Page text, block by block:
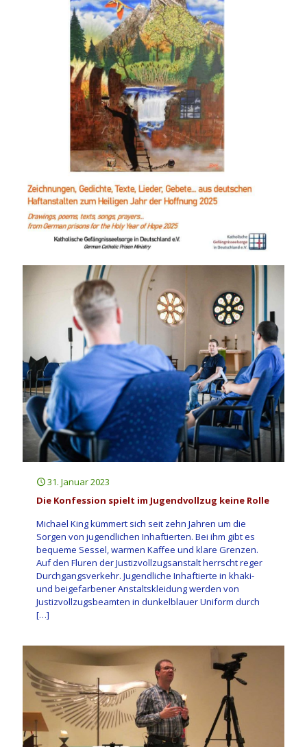
31. Januar 2023
Die Konfession spielt im Jugendvollzug keine Rolle
Michael King kümmert sich seit zehn Jahren um die
Sorgen von jugendlichen Inhaftierten. Bei ihm gibt es
bequeme Sessel, warmen Kaffee und klare Grenzen.
Auf den Fluren der Justizvollzugsanstalt herrscht reger
Durchgangsverkehr. Jugendliche Inhaftierte in khaki-
und beigefarbener Anstaltskleidung werden von
Justizvollzugsbeamten in dunkelblauer Uniform durch
[…]